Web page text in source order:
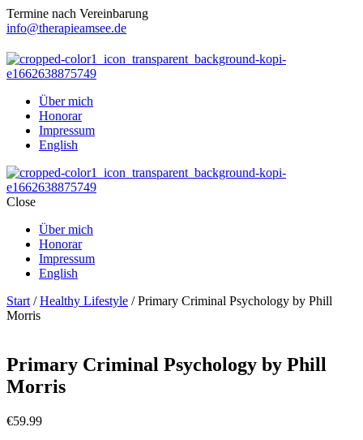
Termine nach Vereinbarung
info@therapieamsee.de
Über mich
Honorar
Impressum
English
Close
Über mich
Honorar
Impressum
English
Start /Healthy Lifestyle / Primary Criminal Psychology by Phill
Morris
Primary Criminal Psychology by Phill
Morris
€59.99